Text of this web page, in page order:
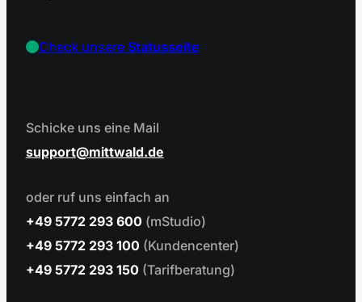
Check unsereStatusseite
Schicke uns eine Mail
support
mittwald.de
oder ruf uns einfach an
+49 5772 293 600 (mStudio)
+49 5772 293 100 (Kundencenter)
+49 5772 293 150 (Tarifberatung)